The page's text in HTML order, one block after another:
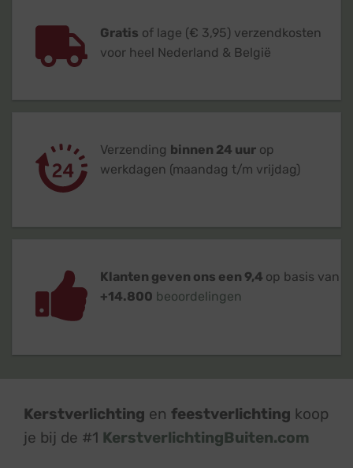
Gratis of lage (€ 3,95) verzendkosten
voor heel Nederland & België
Verzending binnen 24 uur op
werkdagen (maandag t/m vrijdag)
Klanten geven ons een 9,4 op basis van
+14.800 beoordelingen
Kerstverlichting en feestverlichting koop
je bij de #1 KerstverlichtingBuiten.com